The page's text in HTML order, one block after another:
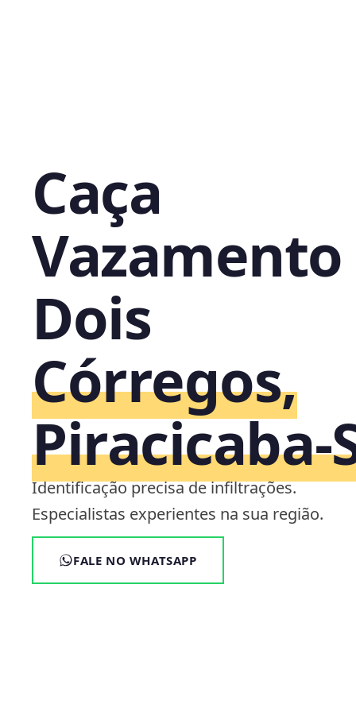
Caça
Dois
Córregos,
Identificação precisa de infiltrações.
Especialistas experientes na sua região.
FALE NO WHATSAPP